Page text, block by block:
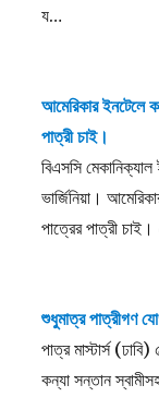
য…
আমেরিকার ইনটেলে
পাত্রী চাই।
বিএসসি মেকানিক্যাল
ভার্জিনিয়া।
পাত্রের পাত্রী
শুধুমাত্র পাত্রীগণ
পাত্র মাস্টার্স
কন্যা সন্তান